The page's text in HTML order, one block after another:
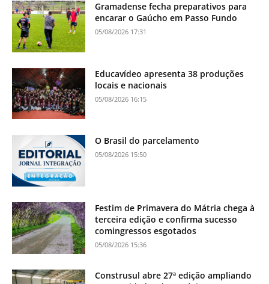
Gramadense fecha preparativos para
encarar o Gaúcho em Passo Fundo
05/08/2026 17:31
Educavídeo apresenta 38 produções
locais e nacionais
05/08/2026 16:15
O Brasil do parcelamento
05/08/2026 15:50
Festim de Primavera do Mátria chega à
terceira edição e confirma sucesso
comingressos esgotados
05/08/2026 15:36
Construsul abre 27ª edição ampliando